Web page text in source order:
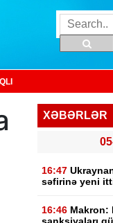
XƏBƏRLƏR
16:47
səfirinə yeni
16:46 Makron: